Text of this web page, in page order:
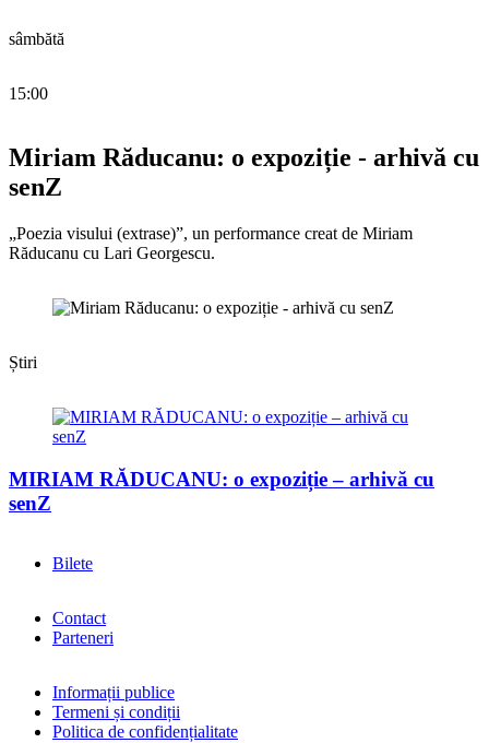
sâmbătă
15:00
Miriam Răducanu: o expoziție - arhivă cu
senZ
„Poezia visului (extrase)”, un performance creat de Miriam
Răducanu cu Lari Georgescu.
Știri
MIRIAM RĂDUCANU: o expoziție – arhivă cu
senZ
Bilete
Contact
Parteneri
Informații publice
Termeni și condiții
Politica de confidențialitate